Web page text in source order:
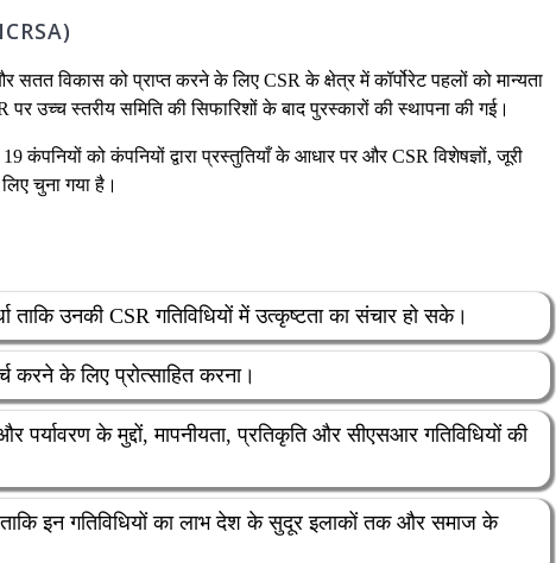
सतत विकास को प्राप्त करने के लिए CSR के क्षेत्र में कॉर्पोरेट पहलों को मान्यता
उच्च स्तरीय समिति की सिफारिशों के बाद पुरस्कारों की स्थापना की गई।
को कंपनियों द्वारा प्रस्तुतियाँ के आधार पर और CSR विशेषज्ञों, जूरी
चुना गया है।
ताकि उनकी CSR गतिविधियों में उत्कृष्टता का संचार हो सके।
करने के लिए प्रोत्साहित करना।
पर्यावरण के मुद्दों, मापनीयता, प्रतिकृति और सीएसआर गतिविधियों की
इन गतिविधियों का लाभ देश के सुदूर इलाकों तक और समाज के